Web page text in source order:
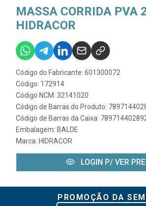
MASSA CORRIDA PVA
HIDRACOR
Código do Fabricante: 601300072
Código: 172914
Código NCM: 32141020
Código de Barras do Produto:
Código de Barras da Caixa:
Embalagem: BALDE
Marca: HIDRACOR
LOGIN P/ VER
PROMOÇÃO DA